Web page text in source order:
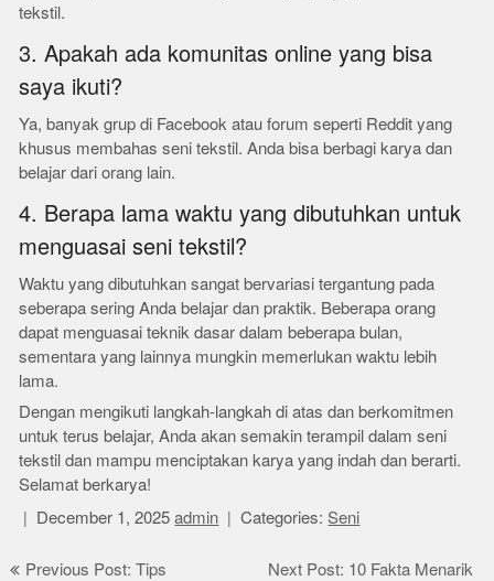
tekstil.
3. Apakah ada komunitas online yang bisa
saya ikuti?
Ya, banyak grup di Facebook atau forum seperti Reddit yang
khusus membahas seni tekstil. Anda bisa berbagi karya dan
belajar dari orang lain.
4. Berapa lama waktu yang dibutuhkan untuk
menguasai seni tekstil?
Waktu yang dibutuhkan sangat bervariasi tergantung pada
seberapa sering Anda belajar dan praktik. Beberapa orang
dapat menguasai teknik dasar dalam beberapa bulan,
sementara yang lainnya mungkin memerlukan waktu lebih
lama.
Dengan mengikuti langkah-langkah di atas dan berkomitmen
untuk terus belajar, Anda akan semakin terampil dalam seni
tekstil dan mampu menciptakan karya yang indah dan berarti.
Selamat berkarya!
December 1, 2025 admin Categories:Seni
Post
Previous Post: Tips
Next Post: 10 Fakta Menarik